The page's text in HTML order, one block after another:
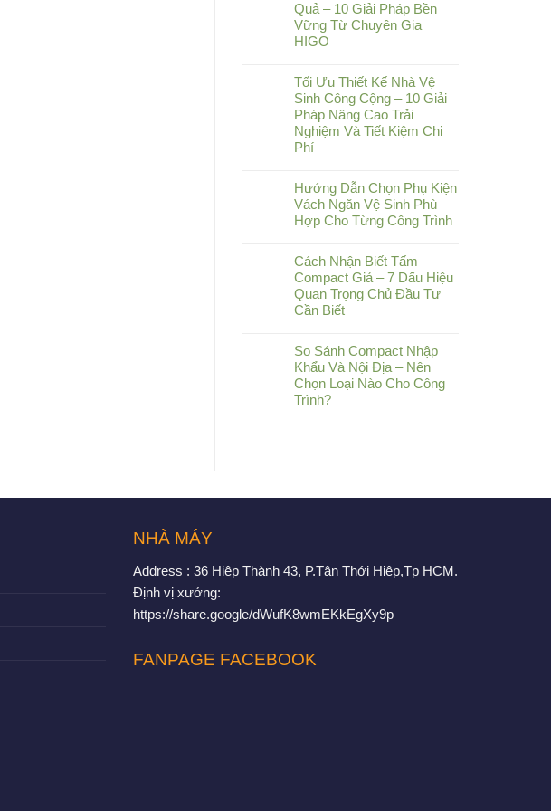
Quả – 10 Giải Pháp Bền
Vững Từ Chuyên Gia
HIGO
Tối Ưu Thiết Kế Nhà Vệ
Sinh Công Cộng – 10 Giải
Pháp Nâng Cao Trải
Nghiệm Và Tiết Kiệm Chi
Phí
Hướng Dẫn Chọn Phụ Kiện
Vách Ngăn Vệ Sinh Phù
Hợp Cho Từng Công Trình
Cách Nhận Biết Tấm
Compact Giả – 7 Dấu Hiệu
Quan Trọng Chủ Đầu Tư
Cần Biết
So Sánh Compact Nhập
Khẩu Và Nội Địa – Nên
Chọn Loại Nào Cho Công
Trình?
NHÀ MÁY
Address : 36 Hiệp Thành 43, P.Tân Thới Hiệp,Tp HCM.
Định vị xưởng:
https://share.google/dWufK8wmEKkEgXy9p
FANPAGE FACEBOOK